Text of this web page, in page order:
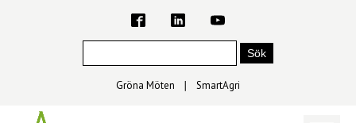
Gröna Möten ∣ SmartAgri